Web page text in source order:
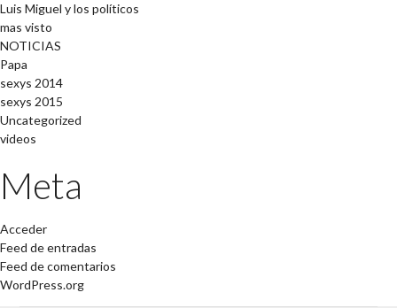
Luis Miguel y los políticos
mas visto
NOTICIAS
Papa
sexys 2014
sexys 2015
Uncategorized
videos
Meta
Acceder
Feed de entradas
Feed de comentarios
WordPress.org